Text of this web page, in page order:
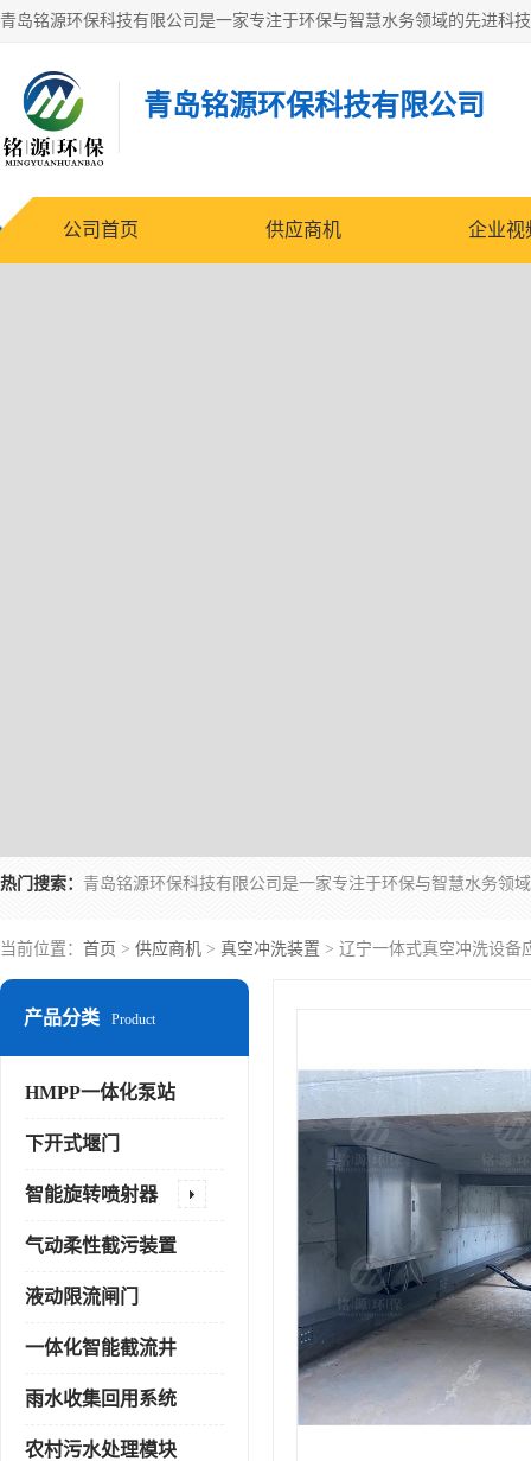
青岛铭源环保科技有限公司
公司首页 供应商机 企业视
热门搜索：
当前位置： 首页 > 供应商机 > 真空冲洗装置 > 辽宁一体式真空冲洗设备
产品分类 Product
HMPP一体化泵站
下开式堰门
智能旋转喷射器
气动柔性截污装置
液动限流闸门
一体化智能截流井
雨水收集回用系统
农村污水处理模块